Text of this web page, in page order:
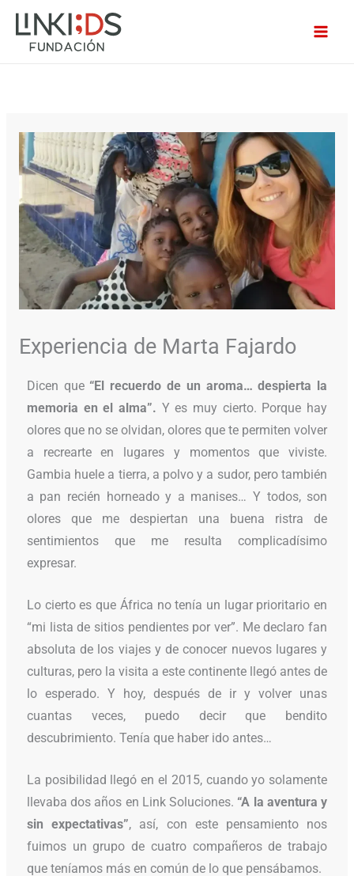
contenido
Experiencia de Marta Fajardo
Dicen que “El recuerdo de un aroma… despierta la
memoria en el alma”. Y es muy cierto. Porque hay
olores que no se olvidan, olores que te permiten volver
a recrearte en lugares y momentos que viviste.
Gambia huele a tierra, a polvo y a sudor, pero también
a pan recién horneado y a manises… Y todos, son
olores que me despiertan una buena ristra de
sentimientos que me resulta complicadísimo
expresar.
Lo cierto es que África no tenía un lugar prioritario en
“mi lista de sitios pendientes por ver”. Me declaro fan
absoluta de los viajes y de conocer nuevos lugares y
culturas, pero la visita a este continente llegó antes de
lo esperado. Y hoy, después de ir y volver unas
cuantas veces, puedo decir que bendito
descubrimiento. Tenía que haber ido antes…
La posibilidad llegó en el 2015, cuando yo solamente
llevaba dos años en Link Soluciones. “A la aventura y
sin expectativas”, así, con este pensamiento nos
fuimos un grupo de cuatro compañeros de trabajo
que teníamos más en común de lo que pensábamos.